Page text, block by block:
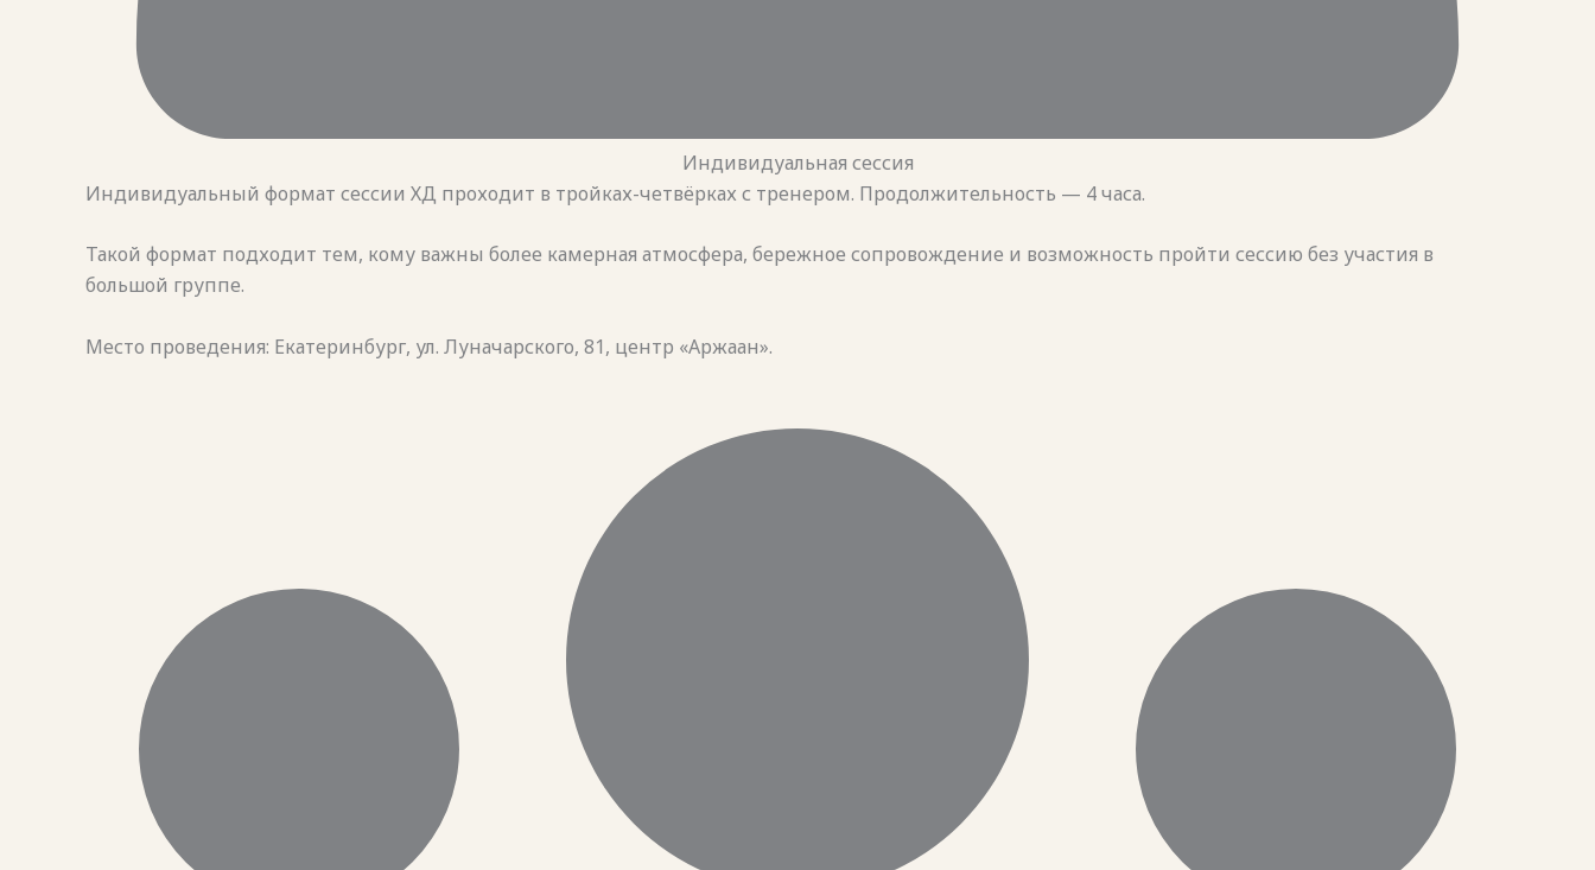
Индивидуальная сессия
Индивидуальный формат сессии ХД проходит в тройках-четвёрках с тренером. Продолжительность — 4 часа.
Такой формат подходит тем, кому важны более камерная атмосфера, бережное сопровождение и возможность пройти сессию без участия в
большой группе.
Место проведения: Екатеринбург, ул. Луначарского, 81, центр «Аржаан».